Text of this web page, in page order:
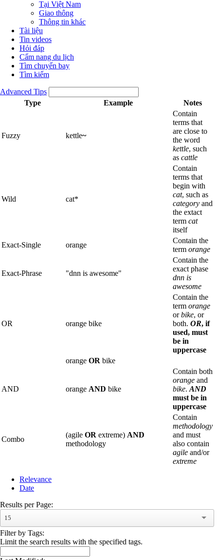
Tại Việt Nam
Giao thông
Thông tin khác
Tài liệu
Tin videos
Hỏi đáp
Cẩm nang du lịch
Tìm chuyến bay
Tìm kiếm
Advanced Tips
Type
Example Notes
Fuzzy kettle~
Contain
terms that
are close to
the word
kettle, such
as cattle
Wild cat*
Contain
terms that
begin with
cat, such as
category and
the extact
term cat
itself
Exact-Single
orange
Contain the
term orange
Exact-Phrase "dnn is awesome"
Contain the
exact phase
dnn is
awesome
OR orange bike
Contain the
term orange
orbike, or
both. OR, if
used, must
be in
uppercase
orange OR bike
AND orange AND bike
Contain both
orange and
bike. AND
must be in
uppercase
Combo
(agile OR extreme) AND
methodology
Contain
methodology
and must
also contain
agile and/or
extreme
Relevance
Date
Results per Page:
15
Filter by Tags:
Limit the search results with the specified tags.